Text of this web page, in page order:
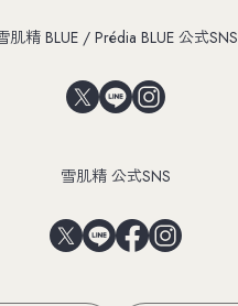
肌精 BLUE / Prédia BLUE 公式SNS
雪肌精 公式SNS